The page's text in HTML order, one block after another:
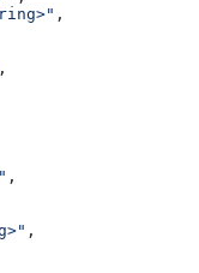
,
,
,
,